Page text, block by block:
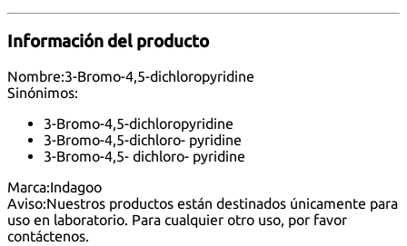
Información del producto
Nombre:3-Bromo-4,5-dichloropyridine
Sinónimos:
3-Bromo-4,5-dichloropyridine
3-Bromo-4,5-dichloro- pyridine
3-Bromo-4,5- dichloro- pyridine
Marca:Indagoo
Aviso:Nuestros productos están destinados únicamente para
uso en laboratorio. Para cualquier otro uso, por favor
contáctenos.